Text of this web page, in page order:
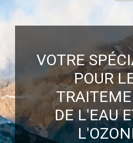
VOTRE
POUR
DE L'EAU